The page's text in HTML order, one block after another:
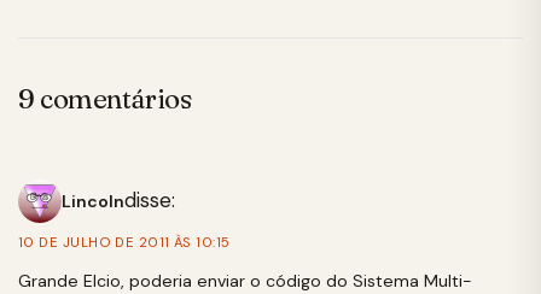
9 comentários
Lincolndisse:
10 DE JULHO DE 2011 ÀS 10:15
Grande Elcio, poderia enviar o código do Sistema Multi-